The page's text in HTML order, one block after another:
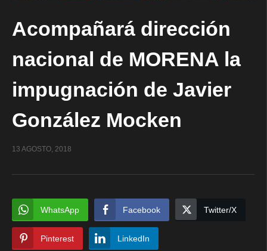
Acompañará dirección
nacional de MORENA la
impugnación de Javier
González Mocken
13 AGOSTO, 2018
WhatsApp Facebook Twitter/X
Pinterest LinkedIn